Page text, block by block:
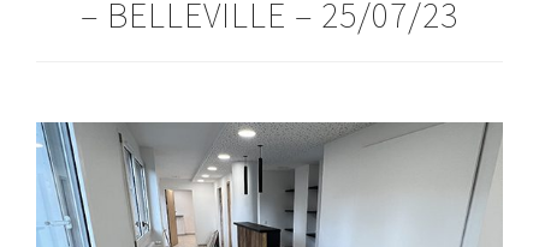
– BELLEVILLE – 25/07/23